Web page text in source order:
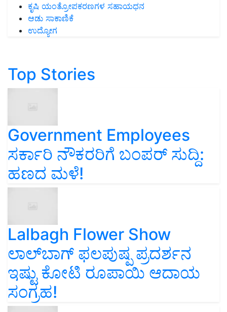
ಕೃಷಿ ಯಂತ್ರೋಪಕರಣಗಳ ಸಹಾಯಧನ
ಆಡು ಸಾಕಾಣಿಕೆ
ಉದ್ಯೋಗ
Top Stories
Government Employees
ಸರ್ಕಾರಿ ನೌಕರರಿಗೆ ಬಂಪರ್‌ ಸುದ್ದಿ:
ಹಣದ ಮಳೆ!
Lalbagh Flower Show
ಲಾಲ್‌ಬಾಗ್ ಫಲಪುಷ್ಪ ಪ್ರದರ್ಶನ
ಇಷ್ಟು ಕೋಟಿ ರೂಪಾಯಿ ಆದಾಯ
ಸಂಗ್ರಹ!